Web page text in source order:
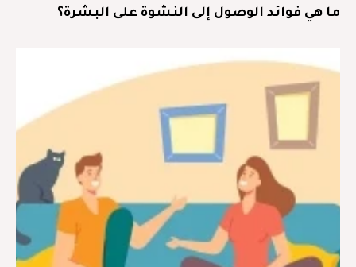
ما هي فوائد الوصول إلى النشوة على البشرة؟